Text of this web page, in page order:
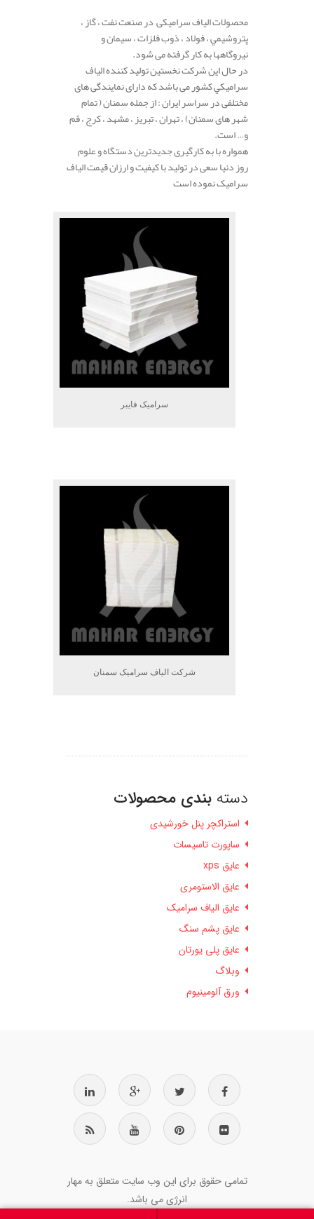
محصولات الیاف سرامیکی در صنعت نفت ، گاز ،
پتروشيمي ، فولاد ، ذوب فلزات ، سيمان و
نيروگاهها به کار گرفته می شود.
در حال اين شركت نخستین توليد كننده الياف
سراميكي كشور می باشد که دارای نمایندگی های
مختلفی در سراسر ایران : از جمله سمنان ( تمام
شهر های سمنان) ، تهران ، تبریز ، مشهد ، کرج ، قم
و… است.
همواره با به کارگیری جدیدترین دستگاه و علوم
روز دنیا سعی در تولید با کیفیت و ارزان قیمت الیاف
سرامیک نموده است
سرامیک فایبر
شرکت الیاف سرامیک سمنان
دسته بندی محصولات
استراکچر پنل خورشیدی
ساپورت تاسیسات
عایق xps
عایق الاستومری
عایق الیاف سرامیک
عایق پشم سنگ
عایق پلی یورتان
وبلاگ
ورق آلومینیوم
تمامی حقوق برای این وب سایت متعلق به مهار
انرژی می باشد.